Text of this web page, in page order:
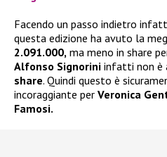
Facendo un passo indietro
questa edizione ha avuto la
2.091.000, ma meno in share
Alfonso Signorini infatti non è
share. Quindi questo è
incoraggiante per Veronica
Famosi.